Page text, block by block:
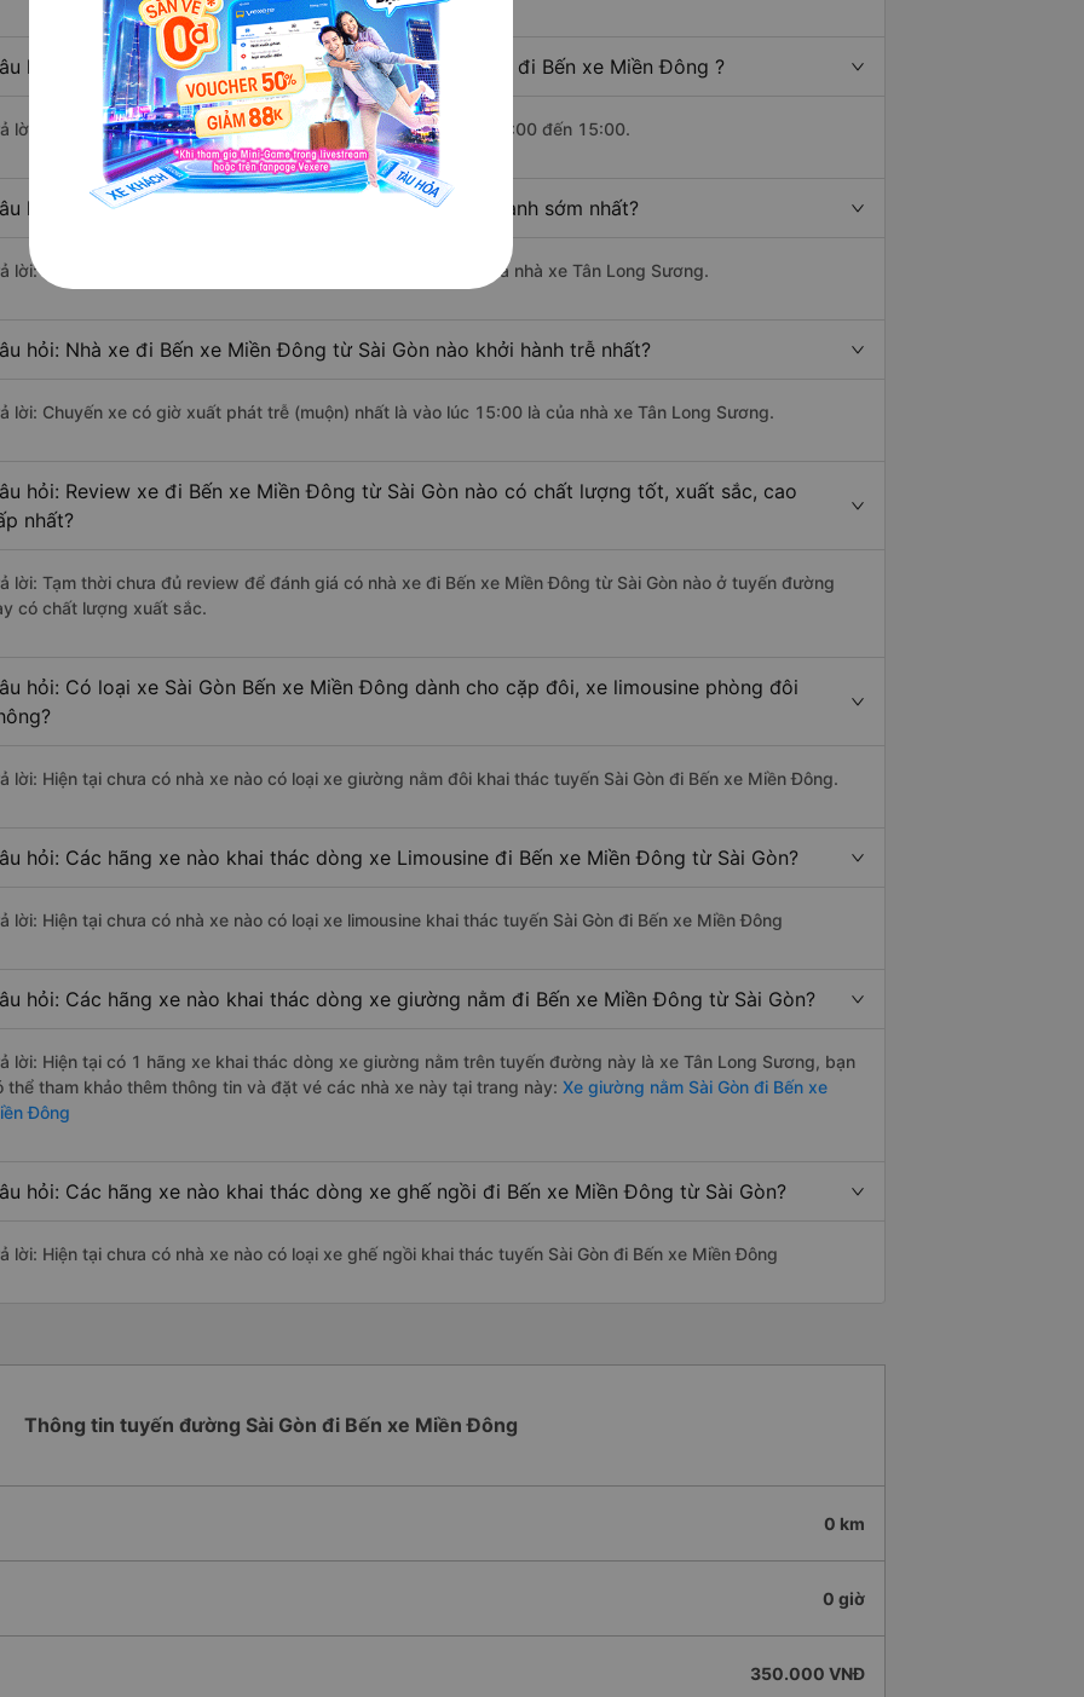
hỏi: Mỗi ngày có bao nhiêu chuyến xe khách Sài Gòn đi Bến xe Miền Đông ?
lời: Trung bình mỗi ngày có khoảng 2 chuyến xe bắt đầu từ 15:00 đến 15:00.
hỏi: Nhà xe đi Sài Gòn Bến xe Miền Đông nào khởi hành sớm nhất?
lời: Chuyến xe có giờ xuất phát sớm nhất vào lúc 15:00 là của nhà xe Tân Long Sương.
hỏi: Nhà xe đi Bến xe Miền Đông từ Sài Gòn nào khởi hành trễ nhất?
lời: Chuyến xe có giờ xuất phát trễ (muộn) nhất là vào lúc 15:00 là của nhà xe Tân Long Sương.
hỏi: Review xe đi Bến xe Miền Đông từ Sài Gòn nào có chất lượng tốt, xuất sắc, cao
nhất?
lời: Tạm thời chưa đủ review để đánh giá có nhà xe đi Bến xe Miền Đông từ Sài Gòn nào ở tuyến đường
có chất lượng xuất sắc.
hỏi: Có loại xe Sài Gòn Bến xe Miền Đông dành cho cặp đôi, xe limousine phòng đôi
lời: Hiện tại chưa có nhà xe nào có loại xe giường nằm đôi khai thác tuyến Sài Gòn đi Bến xe Miền Đông.
hỏi: Các hãng xe nào khai thác dòng xe Limousine đi Bến xe Miền Đông từ Sài Gòn?
lời: Hiện tại chưa có nhà xe nào có loại xe limousine khai thác tuyến Sài Gòn đi Bến xe Miền Đông
hỏi: Các hãng xe nào khai thác dòng xe giường nằm đi Bến xe Miền Đông từ Sài Gòn?
lời: Hiện tại có 1 hãng xe khai thác dòng xe giường nằm trên tuyến đường này là xe Tân Long Sương, bạn
thể tham khảo thêm thông tin và đặt vé các nhà xe này tại trang này: Xe giường nằm Sài Gòn đi Bến xe
Đông
hỏi: Các hãng xe nào khai thác dòng xe ghế ngồi đi Bến xe Miền Đông từ Sài Gòn?
lời: Hiện tại chưa có nhà xe nào có loại xe ghế ngồi khai thác tuyến Sài Gòn đi Bến xe Miền Đông
Thông tin tuyến đường Sài Gòn đi Bến xe Miền Đông
0 km
0 giờ
350.000 VNĐ